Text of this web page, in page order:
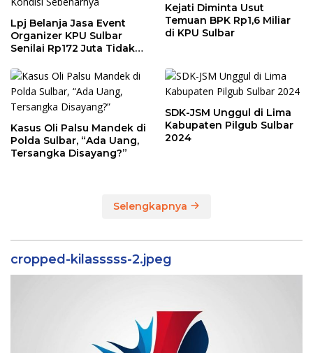
Lpj Belanja Jasa Event
Organizer KPU Sulbar
Senilai Rp172 Juta Tidak
Sebenarnya
Kejati Diminta Usut
Temuan BPK Rp1,6 Miliar
di KPU Sulbar
Kasus Oli Palsu Mandek di
Polda Sulbar, “Ada Uang,
Tersangka Disayang?”
SDK-JSM Unggul di Lima
Kabupaten Pilgub Sulbar
2024
Selengkapnya
cropped-kilasssss-2.jpeg